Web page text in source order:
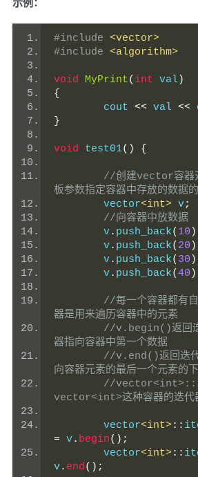
示例：
#include <vector>
#include <algorithm>
void MyPrint( int val)
{
	cout
<< val <<
}
void test01() {
//创建vector容器
板参数指定容器中存放的数据
	vector
<int> v;
//向容器中放数据
	v
. push_back( 10
	v
. push_back( 20
	v
. push_back( 30
	v
. push_back(40
//每一个容器都有
器是用来遍历容器中的元素
//v.begin()返回迭
器指向容器中第一个数据
//v.end()返回迭代
向容器元素的最后一个元素的
//
vector<int>这种容器的迭代
	vector
<int>::
= v. begin();
	vector
<int>::
v. end();